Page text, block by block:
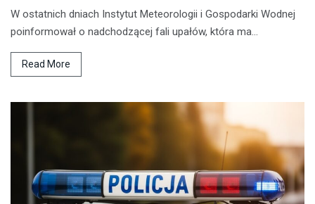
W ostatnich dniach Instytut Meteorologii i Gospodarki Wodnej
poinformował o nadchodzącej fali upałów, która ma…
Read More